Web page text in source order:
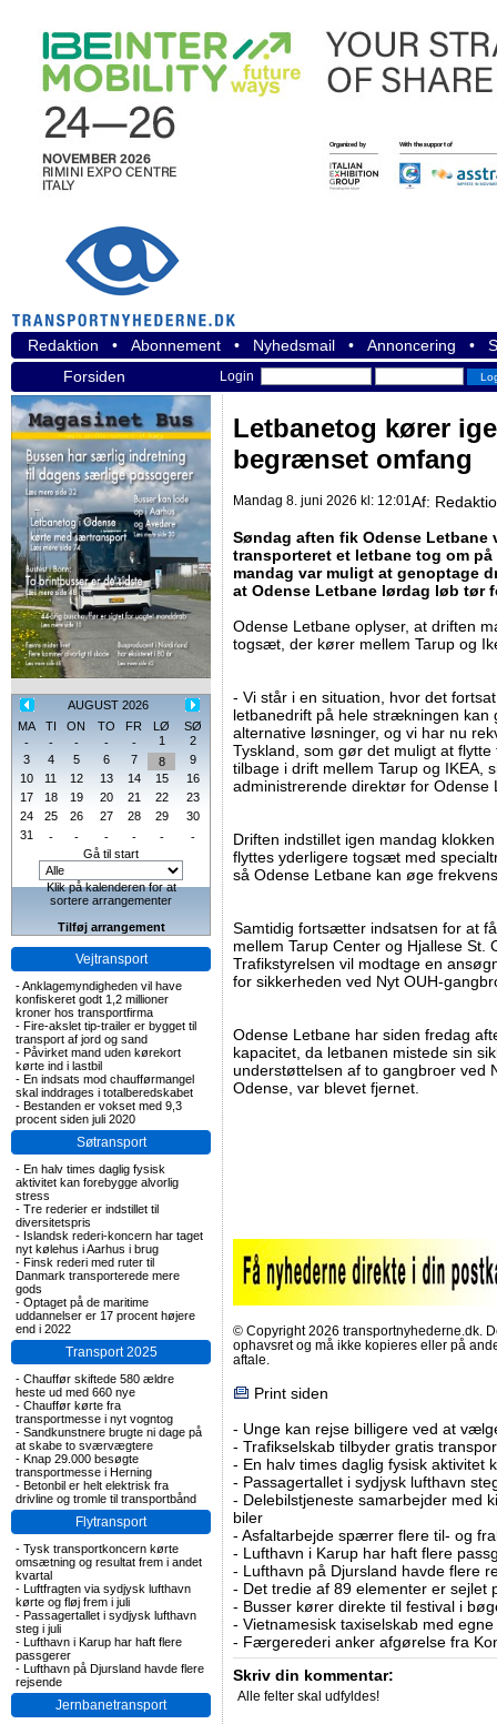
Redaktion • Abonnement • Nyhedsmail • Annoncering •
Forsiden
Login
AUGUST 2026
MA
TI ON TO FR LØ
SØ
-
- - - - 1
2
3
4 5 6 7 8
9
10
11 12 13 14 15
16
17
18 19 20 21 22
23
24
25 26 27 28 29
30
31
- - - - -
-
Gå til start
Klik på kalenderen for at
sortere arrangementer
Tilføj arrangement
Vejtransport
-Anklagemyndigheden vil have
konfiskeret godt 1,2 millioner
kroner hos transportfirma
- Fire-akslet tip-trailer er bygget til
transport af jord og sand
- Påvirket mand uden kørekort
kørte ind i lastbil
- En indsats mod chaufførmangel
skal inddrages i totalberedskabet
- Bestanden er vokset med 9,3
procent siden juli 2020
Søtransport
- En halv times daglig fysisk
aktivitet kan forebygge alvorlig
stress
- Tre rederier er indstillet til
diversitetspris
- Islandsk rederi-koncern har taget
nyt kølehus i Aarhus i brug
- Finsk rederi med ruter til
Danmark transporterede mere
gods
- Optaget på de maritime
uddannelser er 17 procent højere
end i 2022
Transport 2025
- Chauffør skiftede 580 ældre
heste ud med 660 nye
- Chauffør kørte fra
transportmesse i nyt vogntog
- Sandkunstnere brugte ni dage på
at skabe to sværvægtere
- Knap 29.000 besøgte
transportmesse i Herning
- Betonbil er helt elektrisk fra
drivline og tromle til transportbånd
Flytransport
- Tysk transportkoncern kørte
omsætning og resultat frem i andet
kvartal
- Luftfragten via sydjysk lufthavn
kørte og fløj frem i juli
- Passagertallet i sydjysk lufthavn
steg i juli
- Lufthavn i Karup har haft flere
passgerer
- Lufthavn på Djursland havde flere
rejsende
Jernbanetransport
Letbanetog kører
begrænset omfang
Mandag 8. juni 2026 kl: 12:01Af:
Søndag aften fik Odense
transporteret et letbane tog om
mandag var muligt at genoptage
at Odense Letbane lørdag løb tør
Odense Letbane oplyser, at driften
togsæt, der kører mellem Tarup og
- Vi står i en situation, hvor det
letbanedrift på hele strækningen
alternative løsninger, og vi har nu
Tyskland, som gør det muligt at
tilbage i drift mellem Tarup og IKEA,
administrerende direktør for Odense
Driften indstillet igen mandag
flyttes yderligere togsæt med
så Odense Letbane kan øge
Samtidig fortsætter indsatsen for at
mellem Tarup Center og Hjallese St.
Trafikstyrelsen vil modtage en
for sikkerheden ved Nyt OUH-
Odense Letbane har siden fredag
kapacitet, da letbanen mistede sin
understøttelsen af to gangbroer ved
Odense, var blevet fjernet.
© Copyright 2026 transportnyhederne.dk.
ophavsret og må ikke kopieres eller på
aftale.
Print siden
- Unge kan rejse billigere ved at
- Trafikselskab tilbyder gratis
- En halv times daglig fysisk aktivitet
- Passagertallet i sydjysk lufthavn
- Delebilstjeneste samarbejder med
biler
- Asfaltarbejde spærrer flere til- og
- Lufthavn i Karup har haft flere
- Lufthavn på Djursland havde flere
- Det tredie af 89 elementer er sejlet
- Busser kører direkte til festival i
- Vietnamesisk taxiselskab med
- Færgerederi anker afgørelse fra
Skriv din kommentar:
Alle felter skal udfyldes!